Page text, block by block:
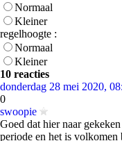
Normaal
Kleiner
regelhoogte :
Normaal
Kleiner
10 reacties
donderdag 28 mei 2020,
0
swoopie
Goed dat hier naar
periode en het is